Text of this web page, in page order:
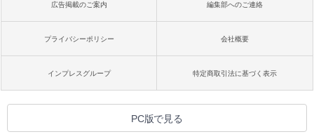
広告掲載のご案内 編集部へのご連絡
プライバシーポリシー 会社概要
インプレスグループ 特定商取引法に基づく表示
PC版で見る